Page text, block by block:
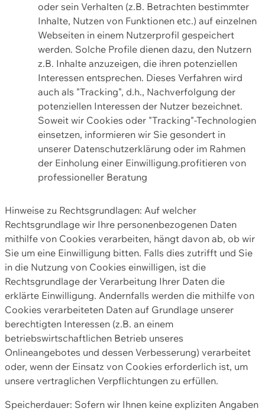
oder sein Verhalten (z.B. Betrachten bestimmter
Inhalte, Nutzen von Funktionen etc.) auf einzelnen
Webseiten in einem Nutzerprofil gespeichert
werden. Solche Profile dienen dazu, den Nutzern
z.B. Inhalte anzuzeigen, die ihren potenziellen
Interessen entsprechen. Dieses Verfahren wird
auch als "Tracking", d.h., Nachverfolgung der
potenziellen Interessen der Nutzer bezeichnet.
Soweit wir Cookies oder "Tracking"-Technologien
einsetzen, informieren wir Sie gesondert in
unserer Datenschutzerklärung oder im Rahmen
der Einholung einer Einwilligung.profitieren von
professioneller Beratung
Hinweise zu Rechtsgrundlagen: Auf welcher
Rechtsgrundlage wir Ihre personenbezogenen Daten
mithilfe von Cookies verarbeiten, hängt davon ab, ob wir
Sie um eine Einwilligung bitten. Falls dies zutrifft und Sie
in die Nutzung von Cookies einwilligen, ist die
Rechtsgrundlage der Verarbeitung Ihrer Daten die
erklärte Einwilligung. Andernfalls werden die mithilfe von
Cookies verarbeiteten Daten auf Grundlage unserer
berechtigten Interessen (z.B. an einem
betriebswirtschaftlichen Betrieb unseres
Onlineangebotes und dessen Verbesserung) verarbeitet
oder, wenn der Einsatz von Cookies erforderlich ist, um
unsere vertraglichen Verpflichtungen zu erfüllen.
Speicherdauer: Sofern wir Ihnen keine expliziten Angaben